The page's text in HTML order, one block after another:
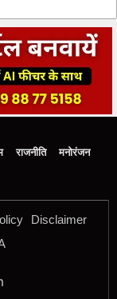
राजनीति
मनोरंजन
Disclaimer